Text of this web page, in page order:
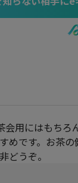
会用にはもちろ
めです。お茶
どうぞ。